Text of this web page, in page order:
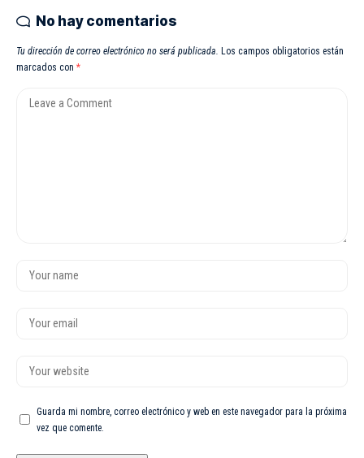
No hay comentarios
Tu dirección de correo electrónico no será publicada. Los campos obligatorios están
marcados con *
Guarda mi nombre, correo electrónico y web en este navegador para la próxima
vez que comente.